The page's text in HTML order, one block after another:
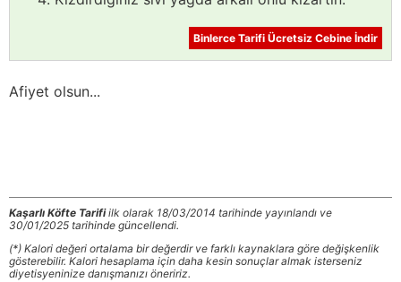
Binlerce Tarifi Ücretsiz Cebine İndir
Afiyet olsun...
Kaşarlı Köfte Tarifiilk olarak 18/03/2014 tarihinde yayınlandı ve
30/01/2025 tarihinde güncellendi.
(*) Kalori değeri ortalama bir değerdir ve farklı kaynaklara göre değişkenlik
gösterebilir. Kalori hesaplama için daha kesin sonuçlar almak isterseniz
diyetisyeninize danışmanızı öneririz.